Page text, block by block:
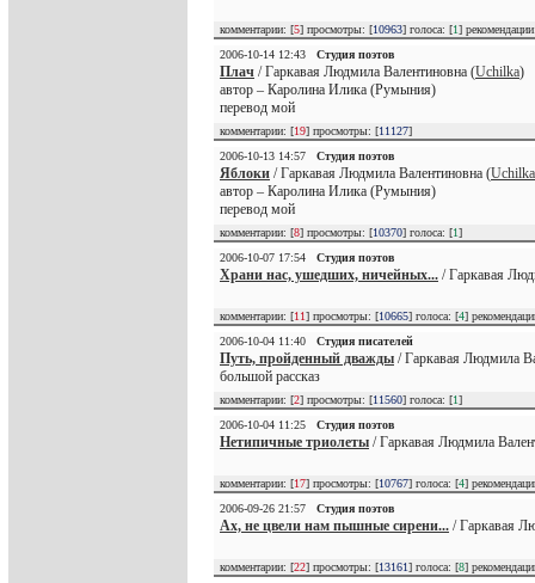
комментарии: [5] просмотры: [10963] голоса: [1]
2006-10-14 12:43
Студия поэтов
Плач / Гаркавая Людмила Валентиновна (Uchilka)
автор – Каролина Илика (Румыния)
перевод мой
комментарии: [19] просмотры: [11127]
2006-10-13 14:57
Студия поэтов
Яблоки / Гаркавая Людмила Валентиновна (Uchilka
автор – Каролина Илика (Румыния)
перевод мой
комментарии: [8] просмотры: [10370] голоса: [1]
2006-10-07 17:54
Студия поэтов
Храни нас, ушедших, ничейных... / Гаркавая
комментарии: [11] просмотры: [10665] голоса: [4]
2006-10-04 11:40
Студия писателей
Путь, пройденный дважды / Гаркавая Людмила
большой рассказ
комментарии: [2] просмотры: [11560] голоса: [1]
2006-10-04 11:25
Студия поэтов
Нетипичные триолеты / Гаркавая Людмила
комментарии: [17] просмотры: [10767] голоса: [4]
2006-09-26 21:57
Студия поэтов
Ах, не цвели нам пышные сирени... / Гаркавая
комментарии: [22] просмотры: [13161] голоса: [8]